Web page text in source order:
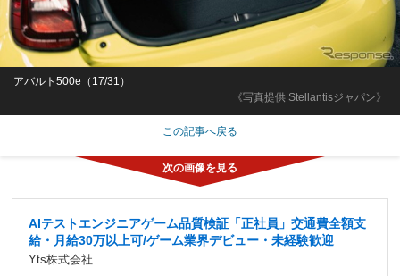
《写真提供 Stellantisジャパン》
アバルト500e（17/31）
この記事へ戻る
AIテストエンジニアゲーム品質検証「正社員」交通費全額支
給・月給30万以上可/ゲーム業界デビュー・未経験歓迎
Yts株式会社